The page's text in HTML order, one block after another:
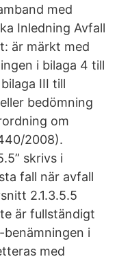
med
Inledning Avfall
är märkt med
i bilaga 4 till
III till
bedömning
om
2008).
skrivs i
fall när avfall
2.1.3.5.5
är fullständigt
i
med